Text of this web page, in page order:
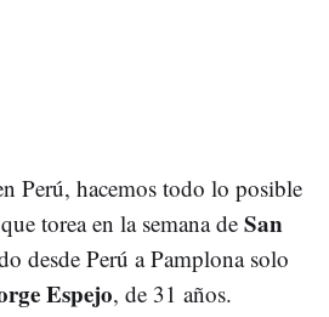
Perú, hacemos todo lo posible
torea en la semana de San
desde Perú a Pamplona solo
Espejo, de 31 años.